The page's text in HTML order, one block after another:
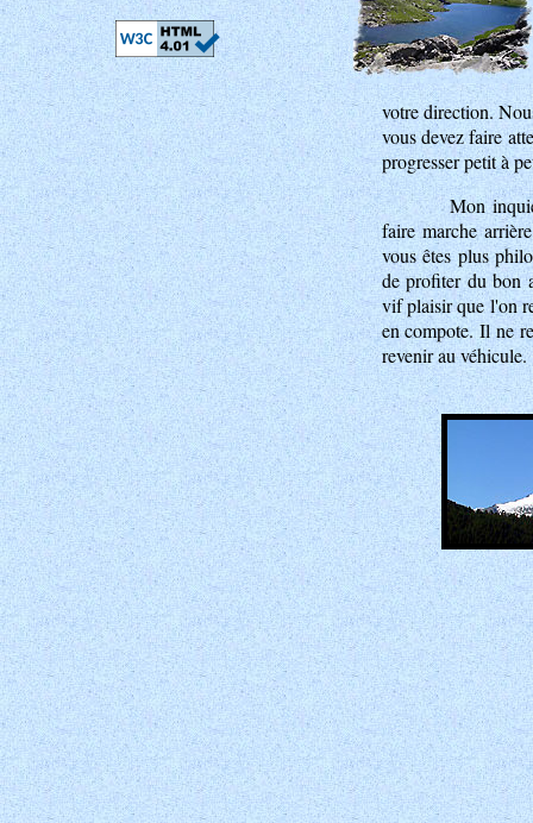
votre direction.
vous devez faire
progresser petit à
Mon
faire marche
vous êtes plus
de profiter du bon
vif plaisir que l'on
en compote. Il ne
revenir au véhicule.